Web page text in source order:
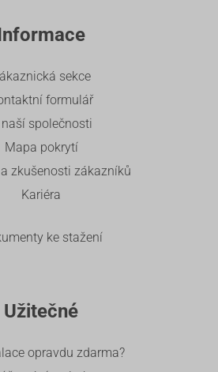
sekce
formulář
naší společnosti
Mapa pokrytí
a zkušenosti zákazníků
Kariéra
ke stažení
Užitečné
opravdu zdarma?